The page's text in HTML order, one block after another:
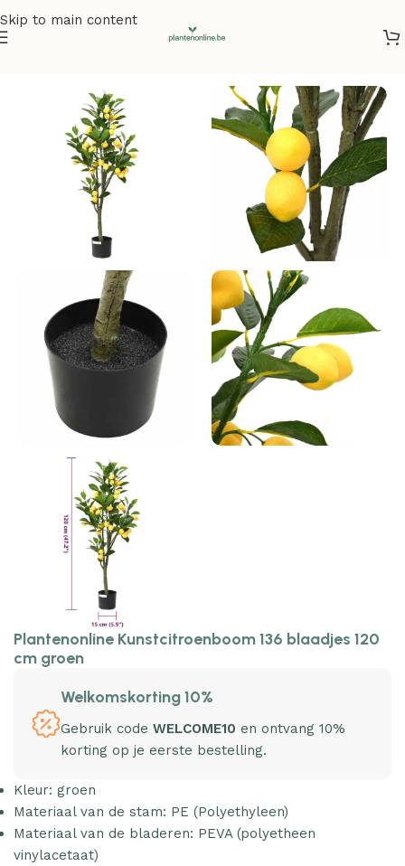
Skip to main content
Plantenonline Kunstcitroenboom 136 blaadjes 120
cm groen
Welkomskorting 10%
Gebruik code WELCOME10 en ontvang 10%
korting op je eerste bestelling.
Kleur: groen
Materiaal van de stam: PE (Polyethyleen)
Materiaal van de bladeren: PEVA (polyetheen
vinylacetaat)